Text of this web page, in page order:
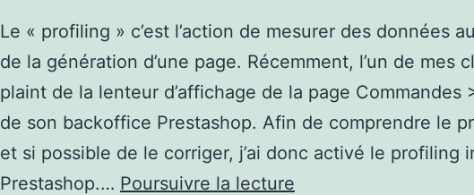
Le « profiling » c’est l’action de mesurer des données
de la génération d’une page. Récemment, l’un de mes
plaint de la lenteur d’affichage de la page Commandes
de son backoffice Prestashop. Afin de comprendre le
et si possible de le corriger, j’ai donc activé le profiling
Prestashop.… Poursuivre la lecture